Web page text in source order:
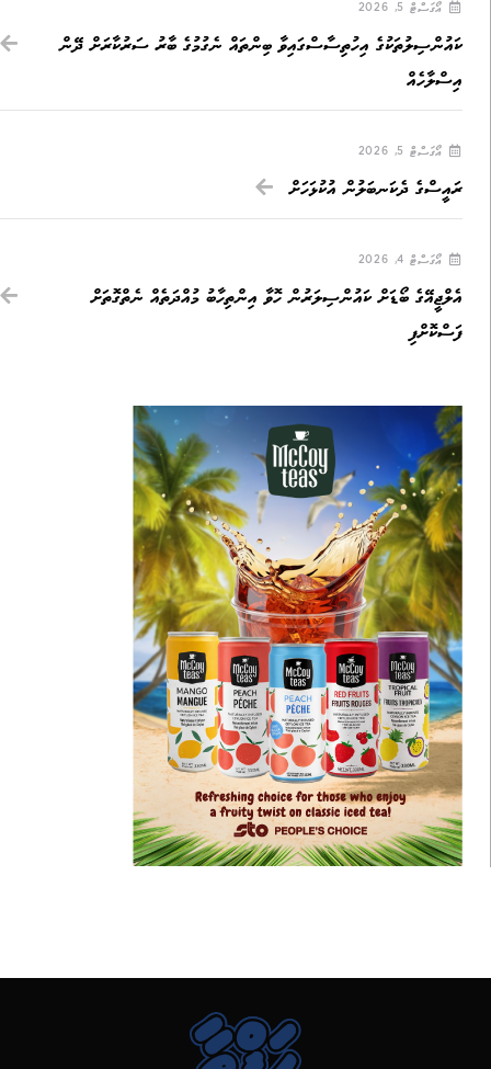
އޯގަސްޓް 5, 2026
ކައުންސިލުތަކުގެ އިހުތިސާސްގައިވާ ބިންތައް ނެގުމުގެ ބާރު ސަރުކާރަށް ދޭން
އިސްލާހެއް
އޯގަސްޓް 5, 2026
ރައީސްގެ ދެކަނބަލުން އުކުޅަހަށް
އޯގަސްޓް 4, 2026
އެލްޖީއޭގެ ބޯޑަށް ކައުންސިލަރުން ހޮވާ އިންތިހާބު މުއްދަތެއް ނެތްގޮތަށް
ފަސްކޮށްފި